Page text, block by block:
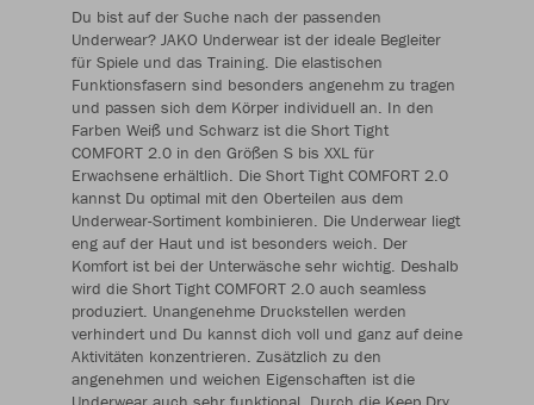
Du bist auf der Suche nach der passenden
Underwear? JAKO Underwear ist der ideale Begleiter
für Spiele und das Training. Die elastischen
Funktionsfasern sind besonders angenehm zu tragen
und passen sich dem Körper individuell an. In den
Farben Weiß und Schwarz ist die Short Tight
COMFORT 2.0 in den Größen S bis XXL für
Erwachsene erhältlich. Die Short Tight COMFORT 2.0
kannst Du optimal mit den Oberteilen aus dem
Underwear-Sortiment kombinieren. Die Underwear liegt
eng auf der Haut und ist besonders weich. Der
Komfort ist bei der Unterwäsche sehr wichtig. Deshalb
wird die Short Tight COMFORT 2.0 auch seamless
produziert. Unangenehme Druckstellen werden
verhindert und Du kannst dich voll und ganz auf deine
Aktivitäten konzentrieren. Zusätzlich zu den
angenehmen und weichen Eigenschaften ist die